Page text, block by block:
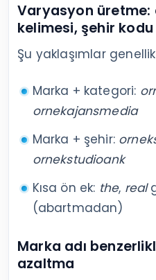
Varyasyon
kelimesi, şehir kodu
Şu yaklaşımlar
Marka + kategori:
ornekajansmedia
Marka + şehir:
ornekstudioank
Kısa ön ek: the, real
(abartmadan)
Marka adı
azaltma